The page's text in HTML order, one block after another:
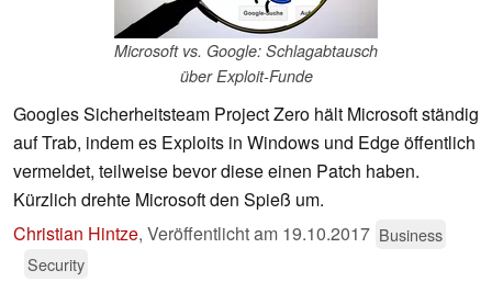
Microsoft vs. Google: Schlagabtausch
über Exploit-Funde
Googles Sicherheitsteam Project Zero hält Microsoft ständig
auf Trab, indem es Exploits in Windows und Edge öffentlich
vermeldet, teilweise bevor diese einen Patch haben.
Kürzlich drehte Microsoft den Spieß um.
Christian Hintze, Veröffentlicht am 19.10.2017 Business
Security